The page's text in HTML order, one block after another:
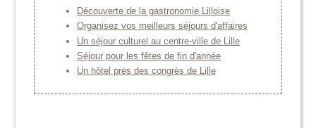
Découverte de la gastronomie Lilloise
Organisez vos meilleurs séjours d'affaires
Un séjour culturel au centre-ville de Lille
Séjour pour les fêtes de fin d'année
Un hôtel près des congrès de Lille